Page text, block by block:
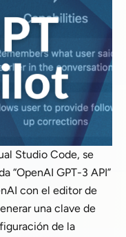
Studio Code, se
“OpenAI GPT-3 API”
con el editor de
una clave de
de la